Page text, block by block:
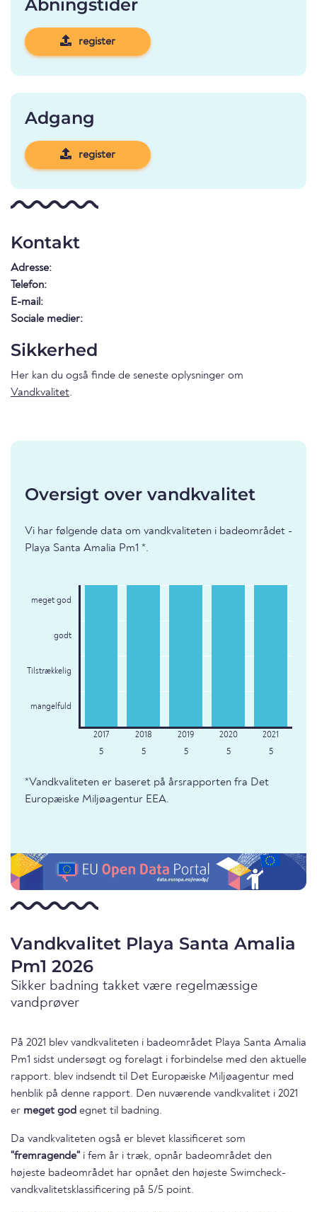
Åbningstider
register
Adgang
register
Kontakt
Adresse:
Telefon:
E-mail:
Sociale medier:
Sikkerhed
Her kan du også finde de seneste oplysninger om
Vandkvalitet.
Oversigt over vandkvalitet
Vi har følgende data om vandkvaliteten i badeområdet -
Playa Santa Amalia Pm1 *.
meget god
godt
Tilstrækkelig
mangelfuld
5 5 5 5 5
*Vandkvaliteten er baseret på årsrapporten fra Det
Europæiske Miljøagentur EEA.
Vandkvalitet Playa Santa Amalia
Pm1 2026
Sikker badning takket være regelmæssige
vandprøver
På 2021 blev vandkvaliteten i badeområdet Playa Santa Amalia
Pm1 sidst undersøgt og forelagt i forbindelse med den aktuelle
rapport. blev indsendt til Det Europæiske Miljøagentur med
henblik på denne rapport. Den nuværende vandkvalitet i 2021
er meget god egnet til badning.
Da vandkvaliteten også er blevet klassificeret som
"fremragende" i fem år i træk, opnår badeområdet den
højeste badeområdet har opnået den højeste Swimcheck-
vandkvalitetsklassificering på 5/5 point.